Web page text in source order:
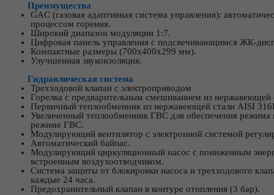
Преимущества
GAC (газовая адаптивная система управления):
процессом горения.
Широкий диапазон модуляции 1:7.
Цифровая панель управления с подсвечивающимся ЖК-
Компактные размеры (700х400х299 мм).
Улучшенная звукоизоляция.
Гидравлическая система
Трехходовой клапан с электроприводом
Горелка с предварительным смешиванием из
Первичный теплообменник из нержавеющей стали AISI
Увеличенный теплообменник ГВС для обеспе­чения режима
режиме ГВС.
Модулирующий вентилятор с электронной си­стемой
Автоматический байпас.
Модулирующий циркуляционный насос с пониженным
встро­енным воздухоотводчиком.
Система защиты от блокировки насоса и трех­ходового
каждые 24 часа.
Предохранительный клапан в контуре отоп­ления (3 бар).